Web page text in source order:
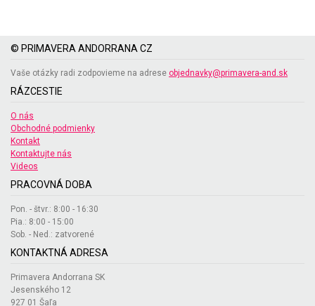
© PRIMAVERA ANDORRANA CZ
Vaše otázky radi zodpovieme na adrese objednavky@primavera-and.sk
RÁZCESTIE
O nás
Obchodné podmienky
Kontakt
Kontaktujte nás
Videos
PRACOVNÁ DOBA
Pon. - štvr.: 8:00 - 16:30
Pia.: 8:00 - 15:00
Sob. - Ned.: zatvorené
KONTAKTNÁ ADRESA
Primavera Andorrana SK
Jesenského 12
927 01 Šaľa